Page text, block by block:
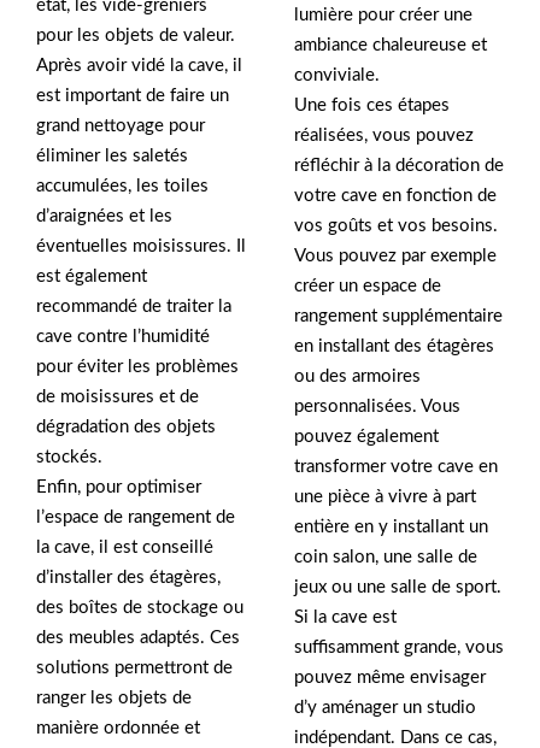
état, les vide-greniers
pour les objets de valeur.
Après avoir vidé la cave, il
est important de faire un
grand nettoyage pour
éliminer les saletés
accumulées, les toiles
d’araignées et les
éventuelles moisissures. Il
est également
recommandé de traiter la
cave contre l’humidité
pour éviter les problèmes
de moisissures et de
dégradation des objets
stockés.
Enfin, pour optimiser
l’espace de rangement de
la cave, il est conseillé
d’installer des étagères,
des boîtes de stockage ou
des meubles adaptés. Ces
solutions permettront de
ranger les objets de
manière ordonnée et
lumière pour créer une
ambiance chaleureuse et
conviviale.
Une fois ces étapes
réalisées, vous pouvez
réfléchir à la décoration de
votre cave en fonction de
vos goûts et vos besoins.
Vous pouvez par exemple
créer un espace de
rangement supplémentaire
en installant des étagères
ou des armoires
personnalisées. Vous
pouvez également
transformer votre cave en
une pièce à vivre à part
entière en y installant un
coin salon, une salle de
jeux ou une salle de sport.
Si la cave est
suffisamment grande, vous
pouvez même envisager
d’y aménager un studio
indépendant. Dans ce cas,